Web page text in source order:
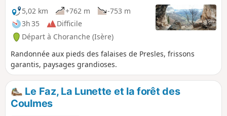
5,02 km
+762 m
-753 m
3h 35
Difficile
Départ à Choranche (Isère)
Randonnée aux pieds des falaises de Presles, frissons
garantis, paysages grandioses.
Le Faz, La Lunette et la forêt des
Coulmes